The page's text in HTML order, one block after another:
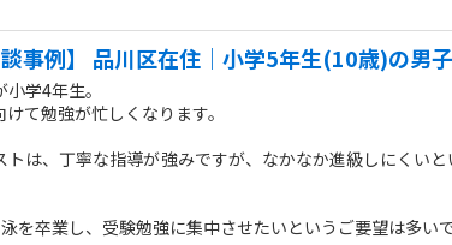
談事例】 品川区在住｜小学5年生(10歳)の男子
学4年生。
て勉強が忙しくなります。
トは、丁寧な指導が強みですが、なかなか進級しにくい
を卒業し、受験勉強に集中させたいというご要望は多いで